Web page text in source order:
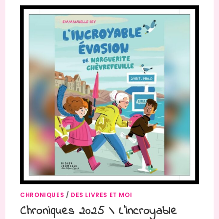
CHRONIQUES / DES LIVRES ET MOI
Chroniques 2025 \ L’incroyable